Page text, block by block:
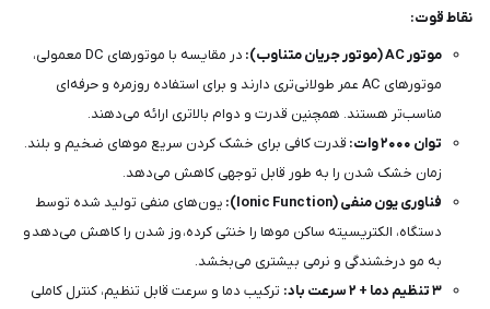
نقاط قوت:
موتور AC (موتور جریان متناوب):
در مقایسه با موتورهای DC معمولی،
موتورهای AC عمر طولانی‌تری دارند و برای استفاده روزمره و حرفه‌ای
مناسب‌تر هستند. همچنین قدرت و دوام بالاتری ارائه می‌دهند.
توان ۲۰۰۰ وات:
قدرت کافی برای خشک کردن سریع موهای ضخیم و بلند.
زمان خشک شدن را به طور قابل توجهی کاهش می‌دهد.
فناوری یون منفی (Ionic Function):
یون‌های منفی تولید شده توسط
دستگاه، الکتریسیته ساکن موها را خنثی کرده، وز شدن را کاهش می‌دهد و
به مو درخشندگی و نرمی بیشتری می‌بخشد.
۳ تنظیم دما + ۲ سرعت باد:
ترکیب دما و سرعت قابل تنظیم، کنترل کاملی